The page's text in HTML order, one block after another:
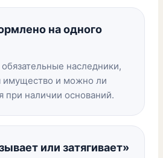
на одного
наследники,
имущество и можно ли
при наличии оснований.
или затягивает»